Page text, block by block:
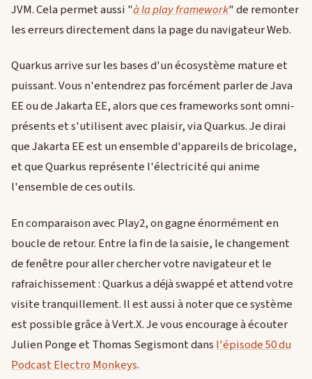
JVM. Cela permet aussi "à la play framework" de remonter
les erreurs directement dans la page du navigateur Web.
Quarkus arrive sur les bases d'un écosystème mature et
puissant. Vous n'entendrez pas forcément parler de Java
EE ou de Jakarta EE, alors que ces frameworks sont omni-
présents et s'utilisent avec plaisir, via Quarkus. Je dirai
que Jakarta EE est un ensemble d'appareils de bricolage,
et que Quarkus représente l'électricité qui anime
l'ensemble de ces outils.
En comparaison avec Play2, on gagne énormément en
boucle de retour. Entre la fin de la saisie, le changement
de fenêtre pour aller chercher votre navigateur et le
rafraichissement : Quarkus a déjà swappé et attend votre
visite tranquillement. Il est aussi à noter que ce système
est possible grâce à Vert.X. Je vous encourage à écouter
Julien Ponge et Thomas Segismont dans l'épisode 50 du
Podcast Electro Monkeys.